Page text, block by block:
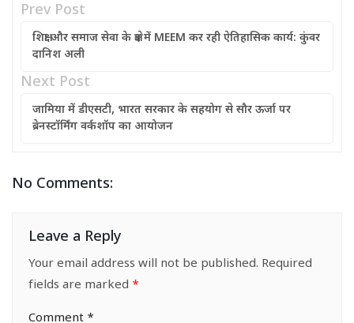
Prev Post
शिक्षा और समाज सेवा के क्षेत्र में MEEM कर रही ऐतिहासिक कार्य: कुंवर
दानिश अली
Next Post
जामिया में डीएसटी, भारत सरकार के सहयोग से सौर ऊर्जा पर
ब्रेनस्टॉर्मिंग वर्कशॉप का आयोजन
No Comments:
Leave a Reply
Your email address will not be published. Required
fields are marked *
Comment *